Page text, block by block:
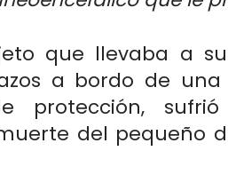
que llevaba a
a bordo de
protección,
del pequeño